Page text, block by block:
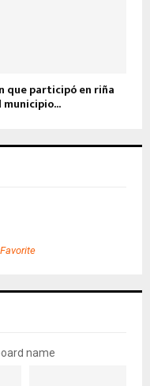
que participó en riña
municipio...
Favorite
name